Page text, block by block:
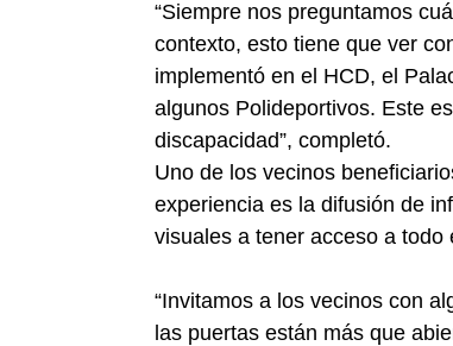
“Siempre nos preguntamos
contexto, esto tiene que ver
implementó en el HCD, el
algunos Polideportivos. Este
discapacidad”, completó.
Uno de los vecinos
experiencia es la difusión de
visuales a tener acceso a todo
“Invitamos a los vecinos con
las puertas están más que